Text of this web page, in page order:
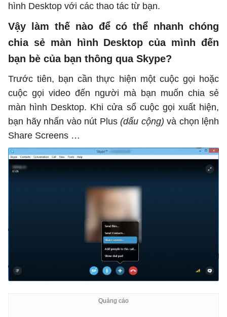
hình Desktop với các thao tác từ bạn.
Vậy làm thế nào để có thể nhanh chóng
chia sẻ màn hình Desktop của mình đến
bạn bè của bạn thông qua Skype?
Trước tiên, bạn cần thực hiện một cuộc gọi hoặc
cuộc gọi video đến người mà bạn muốn chia sẻ
màn hình Desktop. Khi cửa sổ cuộc gọi xuất hiện,
bạn hãy nhấn vào nút Plus (dấu cộng) và chọn lệnh
Share Screens …